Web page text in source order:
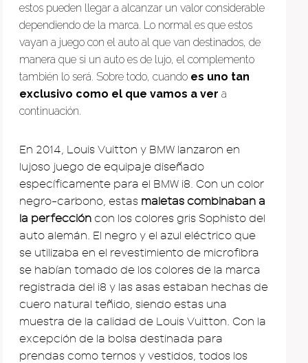
estos pueden llegar a alcanzar un valor considerable
dependiendo de la marca. Lo normal es que estos
vayan a juego con el auto al que van destinados, de
manera que si un auto es de lujo, el complemento
también lo será. Sobre todo, cuando es uno tan
exclusivo como el que vamos a ver a
continuación.
En 2014, Louis Vuitton y BMW lanzaron en
lujoso juego de equipaje diseñado
específicamente para el BMW i8. Con un color
negro-carbono, estas maletas combinaban a
la perfección con los colores gris Sophisto del
auto alemán. El negro y el azul eléctrico que
se utilizaba en el revestimiento de microfibra
se habían tomado de los colores de la marca
registrada del i8 y las asas estaban hechas de
cuero natural teñido, siendo estas una
muestra de la calidad de Louis Vuitton. Con la
excepción de la bolsa destinada para
prendas como ternos y vestidos, todos los